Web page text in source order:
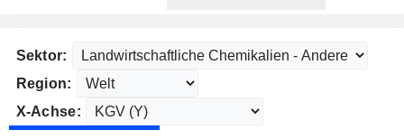
Sektor:
Region:
X-Achse: